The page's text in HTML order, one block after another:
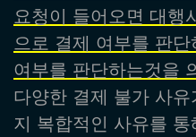
요청이 들어오면 대행
으로 결제 여부를 판
여부를 판단하는것을
다양한 결제 불가 사
지 복합적인 사유를